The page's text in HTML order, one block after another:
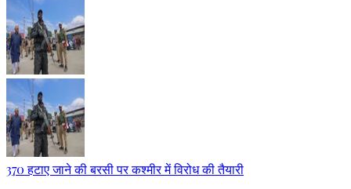
370 हटाए जाने की बरसी पर कश्मीर में विरोध की तैयारी